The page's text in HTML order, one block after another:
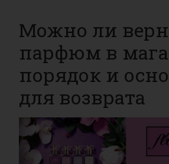
Можно ли
парфюм в
порядок и
для возврата